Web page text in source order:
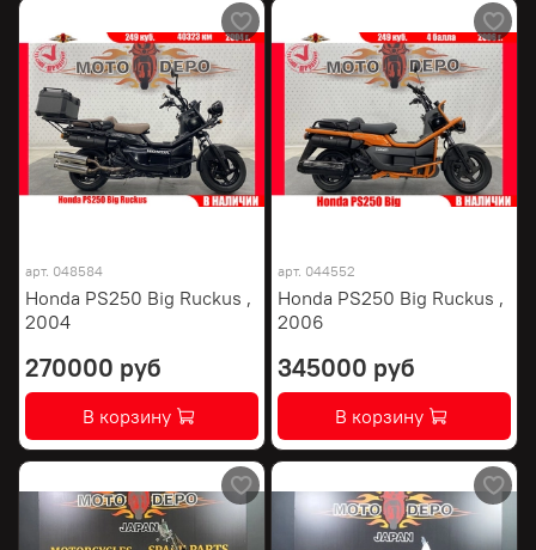
арт. 048584
Honda PS250 Big Ruckus ,
2004
270000 руб
В корзину
арт. 044552
Honda PS250 Big Ruckus ,
2006
345000 руб
В корзину